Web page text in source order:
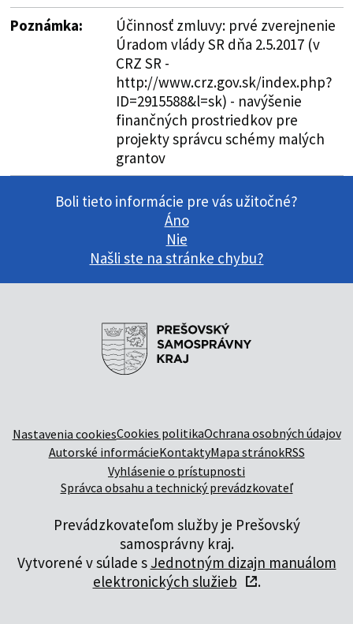
Poznámka:
Účinnosť zmluvy: prvé zverejnenie
Úradom vlády SR dňa 2.5.2017 (v
CRZ SR -
http://www.crz.gov.sk/index.php?
ID=2915588&l=sk) - navýšenie
finančných prostriedkov pre
projekty správcu schémy malých
grantov
Boli tieto informácie pre vás užitočné?
Áno
Nie
Našli ste na stránke chybu?
Nastavenia cookiesCookies politikaOchrana osobných údajov
Autorské informácieKontaktyMapa stránokRSS
Vyhlásenie o prístupnosti
Správca obsahu a technický prevádzkovateľ
Prevádzkovateľom služby je Prešovský
samosprávny kraj.
Vytvorené v súlade s Jednotným dizajn manuálom
elektronických služieb
.